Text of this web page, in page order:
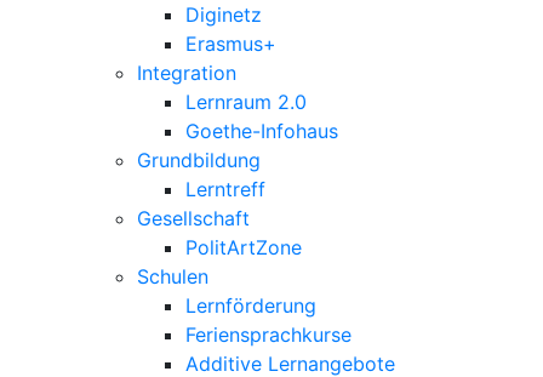
Diginetz
Erasmus+
Integration
Lernraum 2.0
Goethe-Infohaus
Grundbildung
Lerntreff
Gesellschaft
PolitArtZone
Schulen
Lernförderung
Feriensprachkurse
Additive Lernangebote